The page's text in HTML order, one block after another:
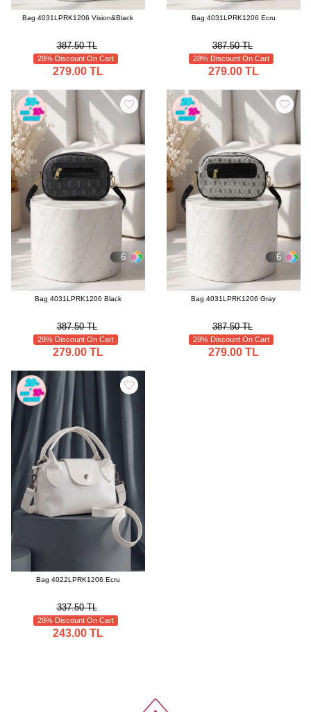
Bag 4031LPRK1206 Vision&Black
387.50 TL
28% Discount On Cart
279.00 TL
Bag 4031LPRK1206 Ecru
387.50 TL
28% Discount On Cart
279.00 TL
6
Bag 4031LPRK1206 Black
387.50 TL
28% Discount On Cart
279.00 TL
6
Bag 4031LPRK1206 Gray
387.50 TL
28% Discount On Cart
279.00 TL
Bag 4022LPRK1206 Ecru
337.50 TL
28% Discount On Cart
243.00 TL